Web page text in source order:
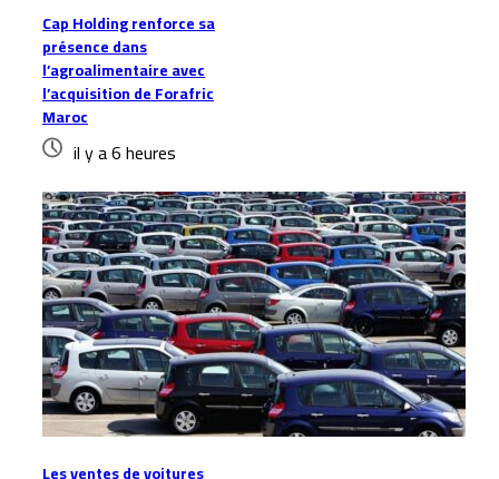
Cap Holding renforce sa
présence dans
l’agroalimentaire avec
l’acquisition de Forafric
Maroc
il y a 6 heures